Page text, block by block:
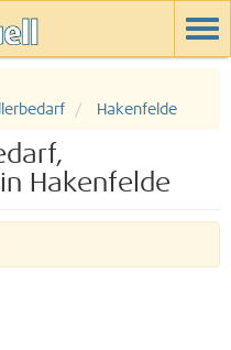
Hakenfelde
Hakenfelde